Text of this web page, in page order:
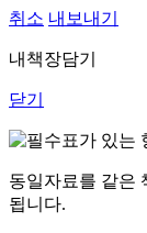
취소 내보내기
내책장담기
닫기
표가 있는
동일자료를 같은
됩니다.